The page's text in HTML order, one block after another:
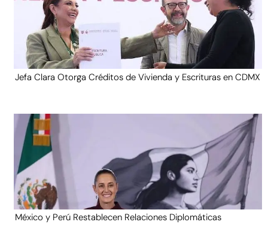
Jefa Clara Otorga Créditos de Vivienda y Escrituras en CDMX
México y Perú Restablecen Relaciones Diplomáticas